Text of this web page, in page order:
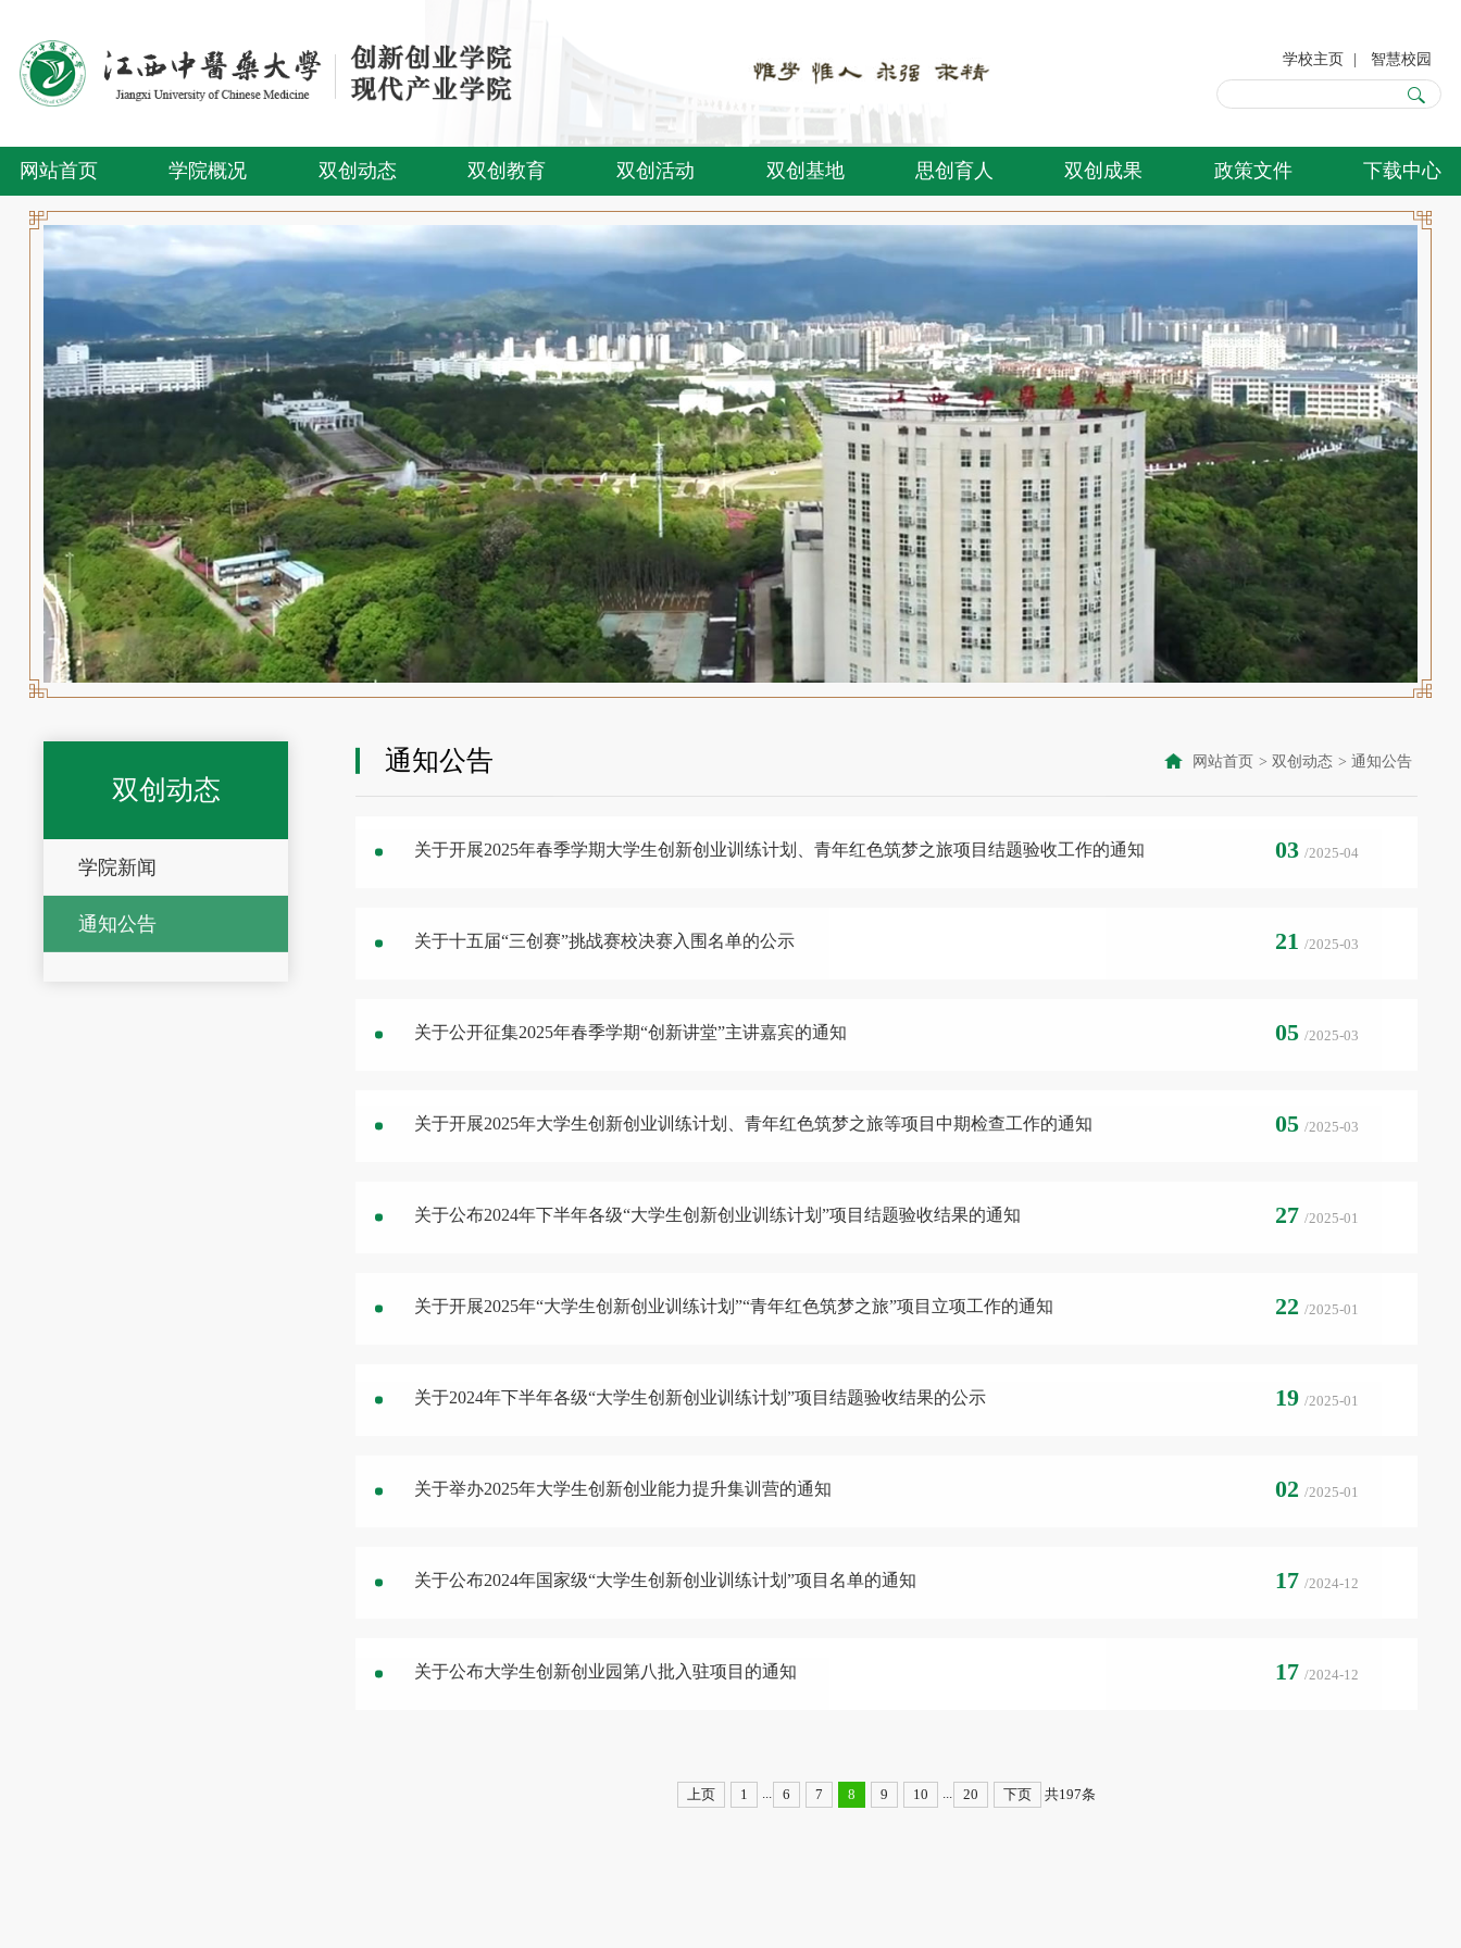
学校主页 | 智慧校园
网站首页 学院概况 双创动态 双创教育 双创活动 双创基地 思创育人 双创成果 政策文件 下载中心
双创动态
学院新闻
通知公告
通知公告 网站首页 > 双创动态 > 通知公告
关于开展2025年春季学期大学生创新创业训练计划、青年红色筑梦之旅项目结题验收工作的通知 03 /2025-04
关于十五届“三创赛”挑战赛校决赛入围名单的公示 21 /2025-03
关于公开征集2025年春季学期“创新讲堂”主讲嘉宾的通知 05 /2025-03
关于开展2025年大学生创新创业训练计划、青年红色筑梦之旅等项目中期检查工作的通知 05 /2025-03
关于公布2024年下半年各级“大学生创新创业训练计划”项目结题验收结果的通知 27 /2025-01
关于开展2025年“大学生创新创业训练计划”“青年红色筑梦之旅”项目立项工作的通知 22 /2025-01
关于2024年下半年各级“大学生创新创业训练计划”项目结题验收结果的公示 19 /2025-01
关于举办2025年大学生创新创业能力提升集训营的通知 02 /2025-01
关于公布2024年国家级“大学生创新创业训练计划”项目名单的通知 17 /2024-12
关于公布大学生创新创业园第八批入驻项目的通知 17 /2024-12
上页 1 6 7 8 9 10 20 下页 共197条